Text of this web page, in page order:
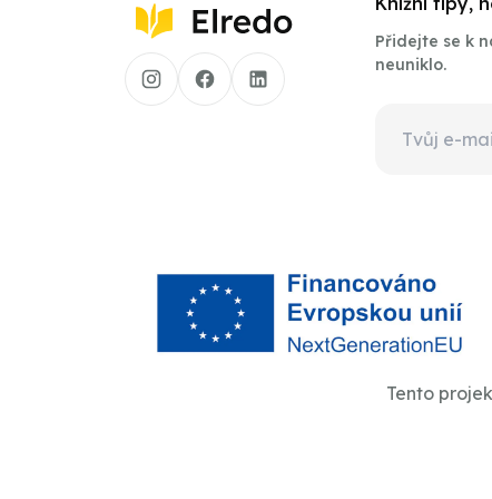
Přidejte se k
neuniklo.
Tento